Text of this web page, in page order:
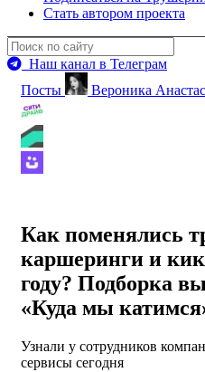
Стать автором проекта
Наш канал в Телеграм
Посты
Вероника
Как поменялись
каршеринги и
году? Подборка
«Куда мы
Узнали у сотрудников
сервисы сегодня